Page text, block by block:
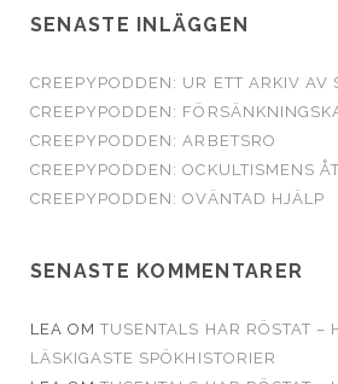
SENASTE INLÄGGEN
CREEPYPODDEN: UR ETT ARKIV AV
CREEPYPODDEN:
CREEPYPODDEN: ARBETSRO
CREEPYPODDEN: OCKULTISMENS
CREEPYPODDEN: OVÄNTAD HJÄLP
SENASTE KOMMENTARER
LEA OMTUSENTALS HAR RÖSTAT –
LÄSKIGASTE SPÖKHISTORIER